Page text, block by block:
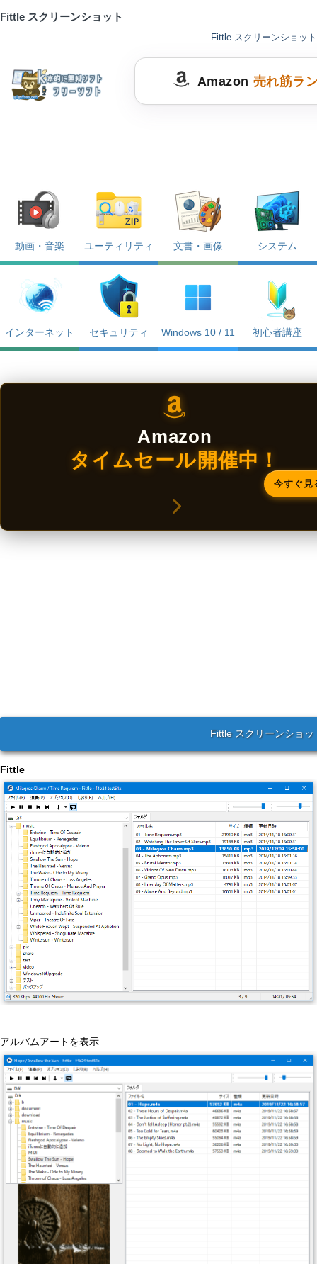
Fittle スクリーンショット
Fittle スクリーンショット
Amazon 売れ筋ラ
動画・音楽 ユーティリティ 文書・画像 システム
インターネット セキュリティ Windows 10 / 11 初心者講座
Amazon
タイムセール開催中！
今すぐ見
Fittle スクリーンショッ
Fittle
アルバムアートを表示